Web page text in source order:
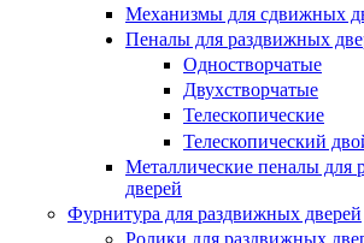
Механизмы для сдвижных
Пеналы для раздвижных
Одностворчатые
Двухстворчатые
Телескопические
Телескопический
Металлические пеналы для
дверей
Фурнитура для раздвижных дверей